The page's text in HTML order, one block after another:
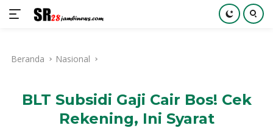
kontenBeranda Nasional
BLT Subsidi Gaji Cair Bos! Cek
Rekening, Ini Syarat